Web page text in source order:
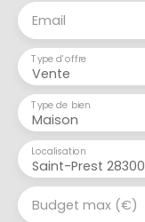
Email
Vente
Type d'offre
Maison
Type de bien
Saint-Prest 28300
Localisation
Budget max (€)